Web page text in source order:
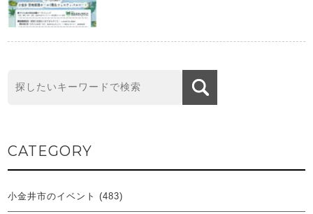
CATEGORY
小金井市のイベント (483)